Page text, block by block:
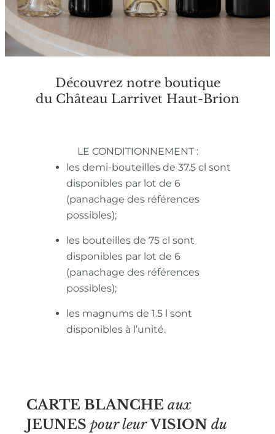
Découvrez notre boutique
du Château Larrivet Haut-Brion
LE CONDITIONNEMENT :
les demi-bouteilles de 37.5 cl sont
disponibles par lot de 6
(panachage des références
possibles);
les bouteilles de 75 cl sont
disponibles par lot de 6
(panachage des références
possibles);
les magnums de 1.5 l sont
disponibles à l’unité.
CARTE BLANCHE aux
JEUNES pour leur VISION du